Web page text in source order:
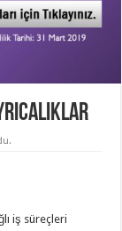
iş süreçleri